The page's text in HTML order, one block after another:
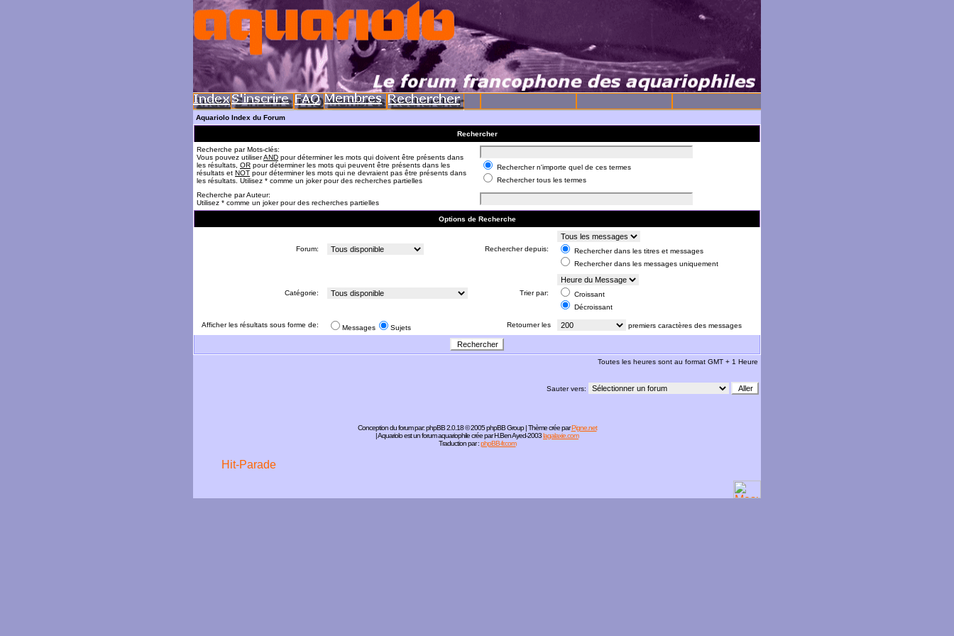
Aquariolo Index du Forum
Rechercher
Recherche par Mots-clés:
Vous pouvez utiliserAND pour déterminer les mots qui doivent être présents dans
les résultats, OR pour déterminer les mots qui peuvent être présents dans les
résultats et NOT pour déterminer les mots qui ne devraient pas être présents dans
les résultats. Utilisez * comme un joker pour des recherches partielles
Rechercher n'importe quel de ces termes
Rechercher tous les termes
Recherche par Auteur:
Utilisez * comme un joker pour des recherches partielles
Options de Recherche
Forum: Rechercher depuis:
Rechercher dans les titres et messages
Rechercher dans les messages uniquement
Catégorie: Trier par:
Croissant
Décroissant
Afficher les résultats sous forme de: Messages Sujets Retourner les premiers caractères des messages
Toutes les heures sont au format GMT + 1 Heure
Sauter vers:
Conception du forum par:phpBB2.0.18 © 2005 phpBB Group | Thème crée parPigne.net
| Aquariolo est un forum aquariophile crée par H.Ben Ayed-2003lagalaxie.com
Traduction par :phpBB-fr.com